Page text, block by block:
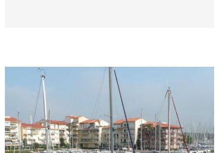
armoire. Salle de bain (baignoire) et sèche-
serviette/ WC séparés. Terrasse Vue Mer pourra
vous accueillir afin de profiter des belles
couleurs que vous offrira la plage au lever
comme au coucher du soleil. Les PLUS :
Situation, Terrasse, Vue MER. Linge de maison
et draps non fournis. Ménage de fin de séjour